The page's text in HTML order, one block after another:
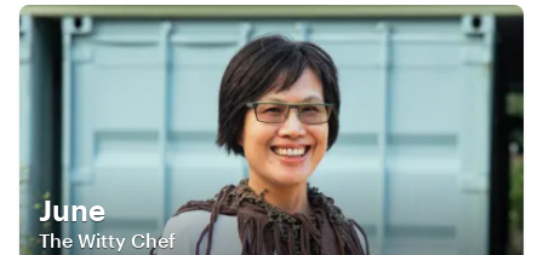
June
The Witty Chef